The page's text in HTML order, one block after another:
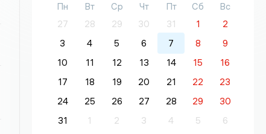
Пн Вт Ср Чт Пт Сб
Вс
27
28 29 30 31 1
2
3
4 5 6 7 8
9
10
11 12 13 14 15
16
17
18 19 20 21 22
23
24
25 26 27 28 29
30
31
1 2 3 4 5 6